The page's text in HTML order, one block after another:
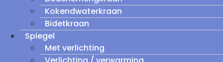
Kokendwaterkraan
Bidetkraan
Spiegel
Met verlichting